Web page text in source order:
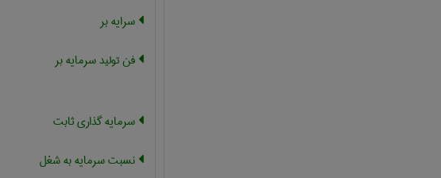
سرايه بر
فن تولید سرمایه بر
سرمایه گذاری ثابت
نسبت سرمایه به شغل